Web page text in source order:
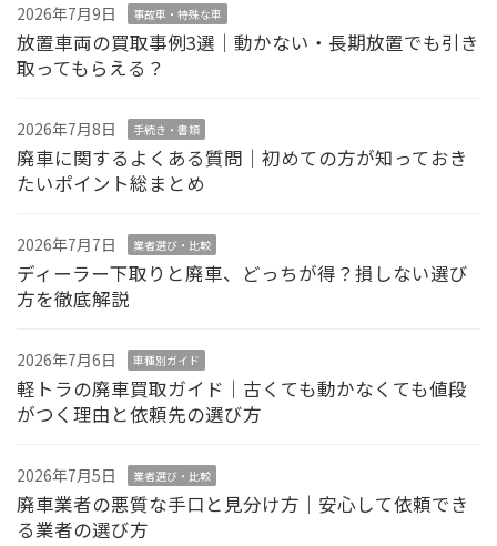
2026年7月9日 事故車・特殊な車
放置車両の買取事例3選｜動かない・長期放置でも引き
取ってもらえる？
2026年7月8日 手続き・書類
廃車に関するよくある質問｜初めての方が知っておき
たいポイント総まとめ
2026年7月7日 業者選び・比較
ディーラー下取りと廃車、どっちが得？損しない選び
方を徹底解説
2026年7月6日 車種別ガイド
軽トラの廃車買取ガイド｜古くても動かなくても値段
がつく理由と依頼先の選び方
2026年7月5日 業者選び・比較
廃車業者の悪質な手口と見分け方｜安心して依頼でき
る業者の選び方